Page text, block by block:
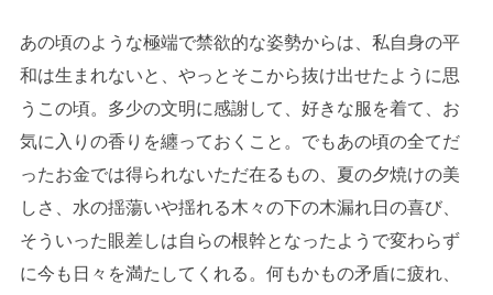
あの頃のような極端で禁欲的な姿勢からは、私自身の平
和は生まれないと、やっとそこから抜け出せたように思
うこの頃。多少の文明に感謝して、好きな服を着て、お
気に入りの香りを纏っておくこと。でもあの頃の全てだ
ったお金では得られないただ在るもの、夏の夕焼けの美
しさ、水の揺蕩いや揺れる木々の下の木漏れ日の喜び、
そういった眼差しは自らの根幹となったようで変わらず
に今も日々を満たしてくれる。何もかもの矛盾に疲れ、